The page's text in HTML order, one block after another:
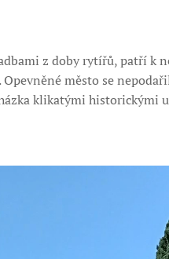
z doby rytířů, patří k
město se
klikatými